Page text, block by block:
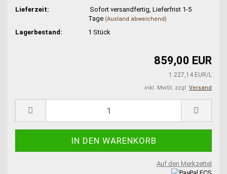
Lieferzeit:
Sofort versandfertig, Lieferfrist 1-5
Tage (Ausland abweichend)
Lagerbestand: 1Stück
859,00 EUR
1.227,14 EUR/L
inkl. MwSt. zzgl. Versand
Auf den Merkzettel